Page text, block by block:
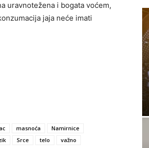
uravnotežena i bogata voćem,
jaja neće imati
masnoća
Namirnice
Srce telo
važno